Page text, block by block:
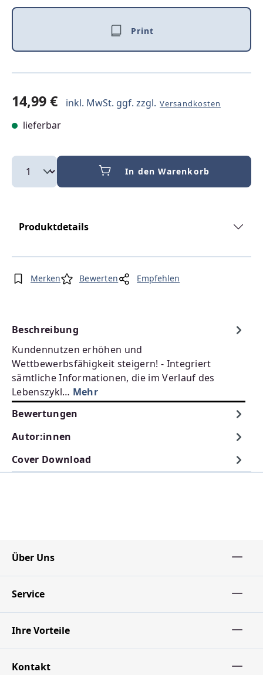
Print
14,99 € inkl. MwSt. ggf. zzgl. Versandkosten
lieferbar
In den Warenkorb
Produktdetails
Merken Bewerten Empfehlen
Beschreibung
Kundennutzen erhöhen und
Wettbewerbsfähigkeit steigern! - Integriert
sämtliche Informationen, die im Verlauf des
Lebenszykl… Mehr
Bewertungen
Autor:innen
Cover Download
Über Uns
Service
Ihre Vorteile
Kontakt